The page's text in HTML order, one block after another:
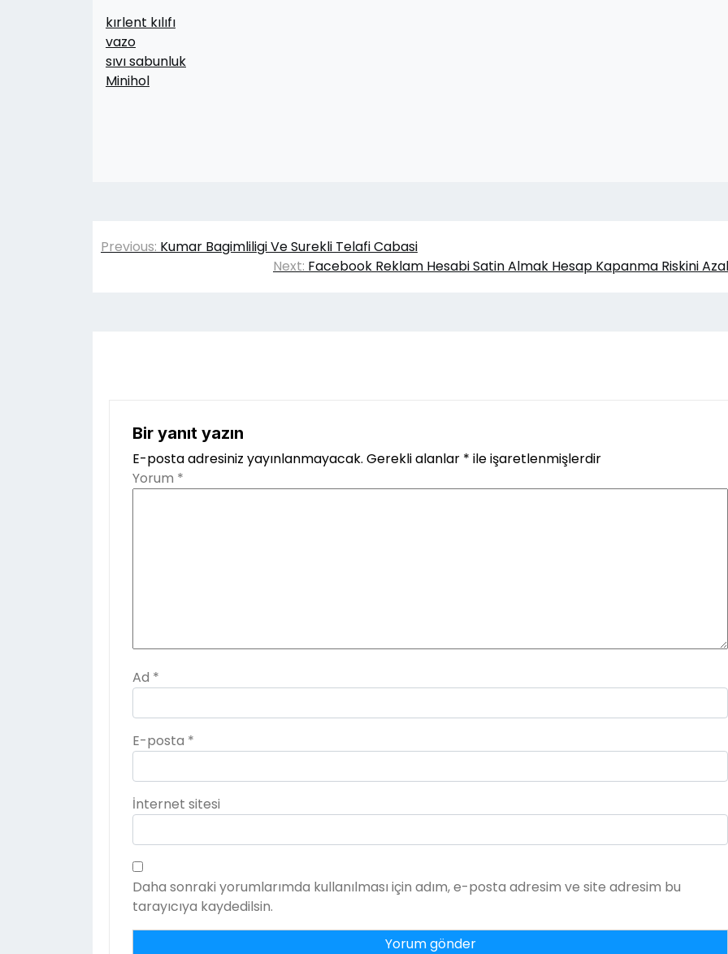
kırlent kılıfı
vazo
sıvı sabunluk
Minihol
Yazı
Previous: Kumar Bagimliligi Ve Surekli Telafi Cabasi
Next: Facebook Reklam Hesabi Satin Almak Hesap Kapanma Riskini
Bir yanıt yazın
E-posta adresiniz yayınlanmayacak. Gerekli alanlar * ile işaretlenmişlerdir
Yorum *
Ad *
E-posta *
İnternet sitesi
Daha sonraki yorumlarımda kullanılması için adım, e-posta adresim ve site adresim bu
tarayıcıya kaydedilsin.